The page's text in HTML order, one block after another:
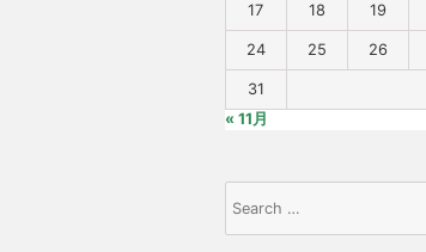
17 18 19
24 25 26
31
« 11月
Search
for: